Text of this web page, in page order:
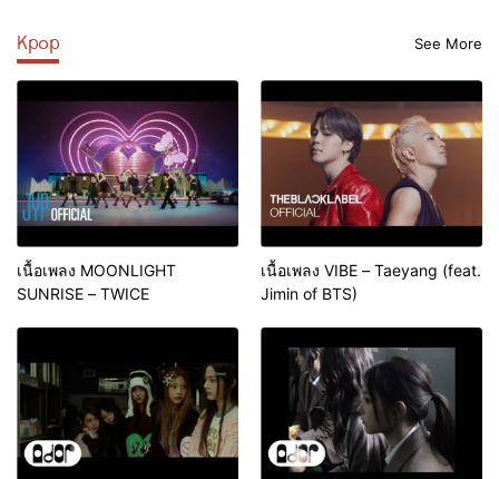
ประเดิมส่งซีรีส์ “ลางสังหรณ์”
คาดปี 2567 รายได้เพิ่ม 25%
Kpop See More
เนื้อเพลง MOONLIGHT
SUNRISE – TWICE
เนื้อเพลง VIBE – Taeyang (feat.
Jimin of BTS)